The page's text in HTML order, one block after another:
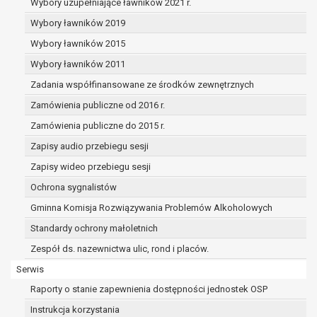
Wybory uzupełniające ławników 2021 r.
Wybory ławników 2019
Wybory ławników 2015
Wybory ławników 2011
Zadania współfinansowane ze środków zewnętrznych
Zamówienia publiczne od 2016 r.
Zamówienia publiczne do 2015 r.
Zapisy audio przebiegu sesji
Zapisy wideo przebiegu sesji
Ochrona sygnalistów
Gminna Komisja Rozwiązywania Problemów Alkoholowych
Standardy ochrony małoletnich
Zespół ds. nazewnictwa ulic, rond i placów.
Serwis
Raporty o stanie zapewnienia dostępności jednostek OSP
Instrukcja korzystania
administratorowi bądź
niezbędność przetwarzania do celów
prawnie uzasadnionych interesów
administratora lub przez stronę trzecią.
Z przyczyn związanych z Pani/Pana szczególną
razie wniesienia sprzeciwu, administrator nie może
przetwarzać tych danych osobowych, chyba że
istnienie ważnych prawnie uzasadnionych podstaw
przetwarzania, nadrzędnych wobec interesów,
osoby, której dane dotyczą, lub podstaw do
dochodzenia lub obrony roszczeń.
W przypadku gdy przetwarzanie danych osobowych
podstawie zgody osoby na przetwarzanie danych
ust. 1 lit a RODO), przysługuje Pani/Panu prawo do
zgodność przetwarzania, którego dokonano na
przed jej cofnięciem.